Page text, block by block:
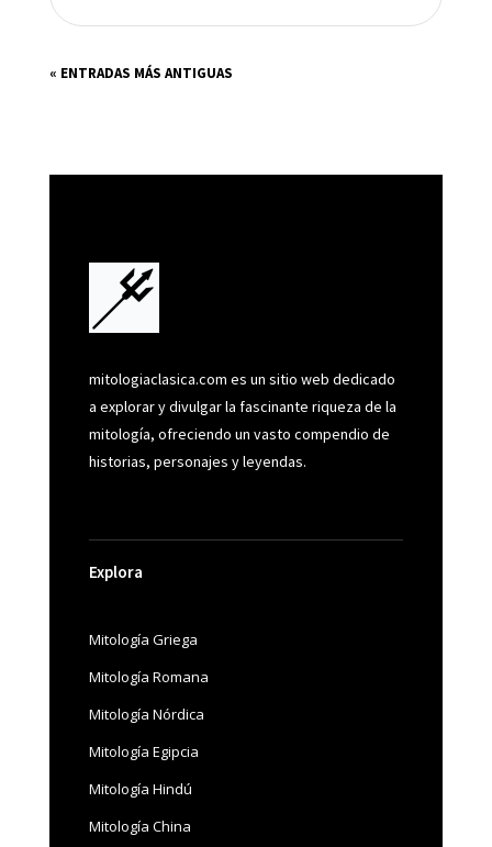
« ENTRADAS MÁS ANTIGUAS
mitologiaclasica.com es un sitio web dedicado
a explorar y divulgar la fascinante riqueza de la
mitología, ofreciendo un vasto compendio de
historias, personajes y leyendas.
Explora
Mitología Griega
Mitología Romana
Mitología Nórdica
Mitología Egipcia
Mitología Hindú
Mitología China